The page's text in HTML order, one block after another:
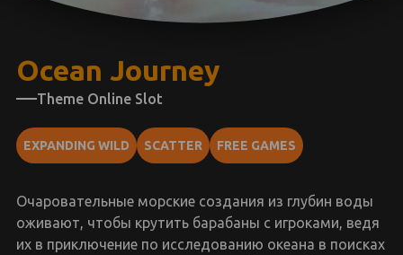
Ocean Journey
Theme Online Slot
EXPANDING WILD SCATTER FREE GAMES
Очаровательные морские создания из глубин воды
оживают, чтобы крутить барабаны с игроками, ведя
их в приключение по исследованию океана в поисках